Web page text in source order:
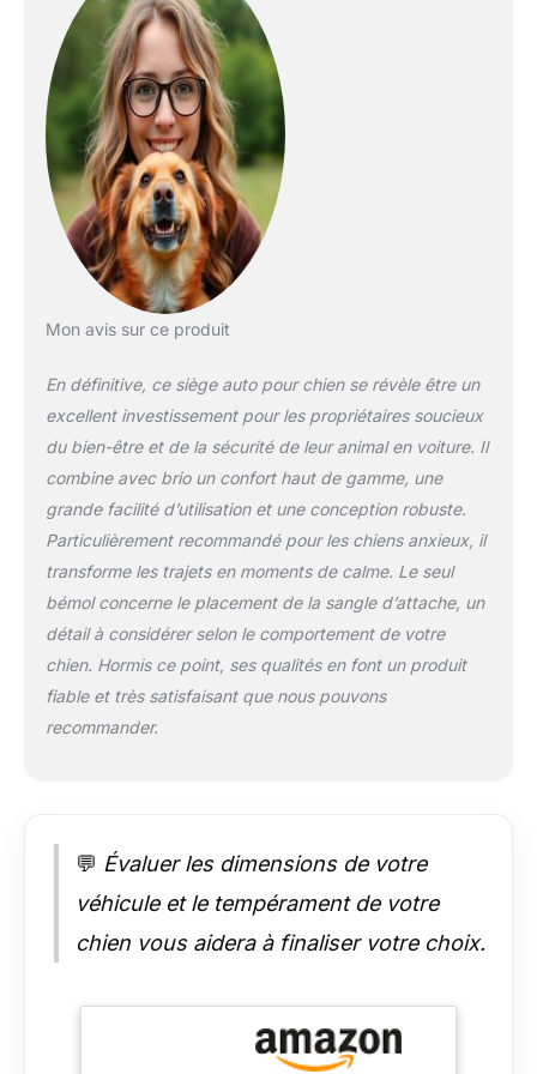
Poméranie, Teckel,
Shih Tzus, chats,
chiots, et plus
encore. Reportez-
vous à l'image
fournie pour les
détails de taille
spécifiques. Parfait
pour les voyages et
la maison : améliorez
chien, conçu pour
élever votre animal de
compagnie de 17,8
cm pour une
meilleure vue. Sans
l'oreiller, l'élévation
est de 7,6 cm. Ce
design aide à
soulager l'anxiété de
votre animal de
compagnie pendant
les trajets en voiture,
ce qui le rend parfait
: fabriqué à partir de
tissu de velours
supérieure, ce siège
peau. Le matériau
Mon avis sur ce produit
En définitive, ce siège auto pour chien se révèle être un
excellent investissement pour les propriétaires soucieux
du bien-être et de la sécurité de leur animal en voiture. Il
combine avec brio un confort haut de gamme, une
grande facilité d’utilisation et une conception robuste.
Particulièrement recommandé pour les chiens anxieux, il
transforme les trajets en moments de calme. Le seul
bémol concerne le placement de la sangle d’attache, un
détail à considérer selon le comportement de votre
chien. Hormis ce point, ses qualités en font un produit
fiable et très satisfaisant que nous pouvons
recommander.
💬 Évaluer les dimensions de votre
véhicule et le tempérament de votre
chien vous aidera à finaliser votre choix.